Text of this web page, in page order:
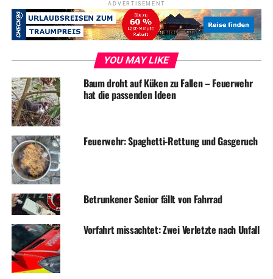
BLAULICHT DIEBSTAHL
NEWS
UP NEXT
Volmarstein: Nächtliches Feuer auf Baustelle
Mitten in der Nacht: Feuerwehr muss Schuppen löschen
ADVERTISEMENT
YOU MAY LIKE
Baum droht auf Küken zu Fallen – Feuerwehr
hat die passenden Ideen
Feuerwehr: Spaghetti-Rettung und Gasgeruch
Betrunkener Senior fällt von Fahrrad
Vorfahrt missachtet: Zwei Verletzte nach Unfall